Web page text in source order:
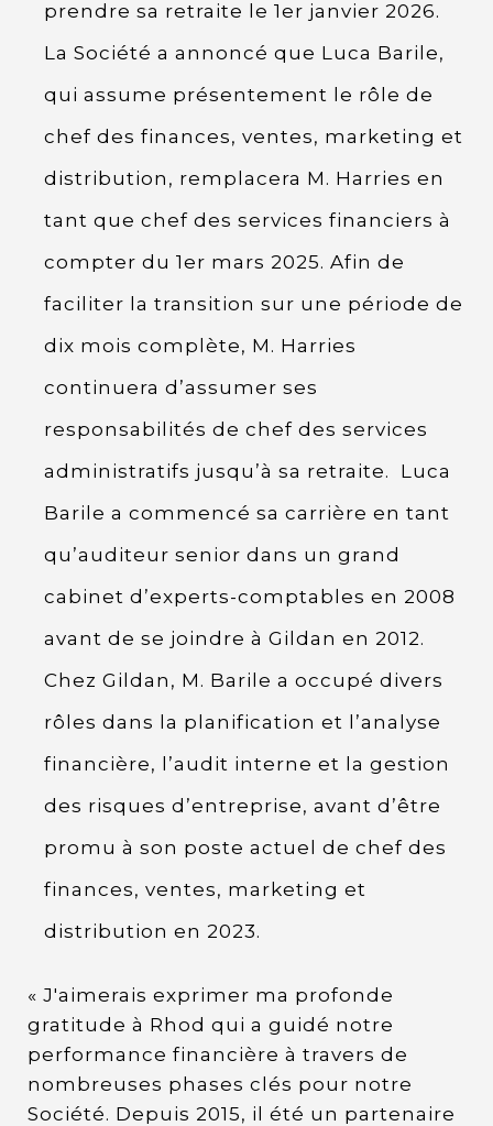
prendre sa retraite le 1er janvier 2026.
La Société a annoncé que Luca Barile,
qui assume présentement le rôle de
chef des finances, ventes, marketing et
distribution, remplacera M. Harries en
tant que chef des services financiers à
compter du 1er mars 2025. Afin de
faciliter la transition sur une période de
dix mois complète, M. Harries
continuera d’assumer ses
responsabilités de chef des services
administratifs jusqu’à sa retraite. Luca
Barile a commencé sa carrière en tant
qu’auditeur senior dans un grand
cabinet d’experts-comptables en 2008
avant de se joindre à Gildan en 2012.
Chez Gildan, M. Barile a occupé divers
rôles dans la planification et l’analyse
financière, l’audit interne et la gestion
des risques d’entreprise, avant d’être
promu à son poste actuel de chef des
finances, ventes, marketing et
distribution en 2023.
« J'aimerais exprimer ma profonde
gratitude à Rhod qui a guidé notre
performance financière à travers de
nombreuses phases clés pour notre
Société. Depuis 2015, il été un partenaire